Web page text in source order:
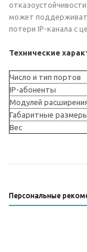
может
потери IP-канала с
Технические
Число и тип портов
IP-абоненты
Модулей
Габаритные
Вес
Персональные